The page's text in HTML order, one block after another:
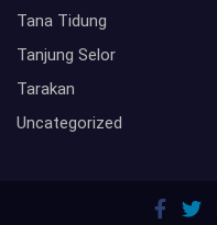
Tana Tidung
Tanjung Selor
Tarakan
Uncategorized